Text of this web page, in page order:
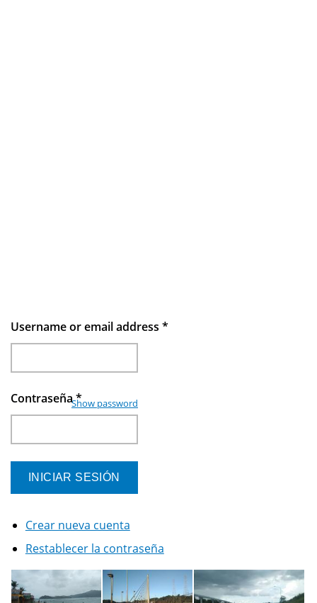
Username or email address *
Contraseña*
Show password
Crear nueva cuenta
Restablecer la contraseña